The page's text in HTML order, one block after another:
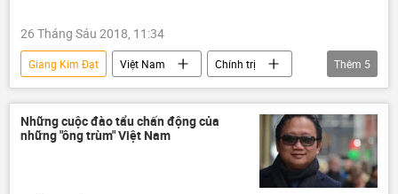
26 Tháng Sáu 2018, 11:34
Giang Kim Đạt Việt Nam
Chính trị
Nguyễn Phú Trọng
Phan Văn Anh Vũ
Trịnh Xuân Thanh
Đinh La Thăng
Bộ Công an Việt Nam
Thêm 5
Những cuộc đào tẩu chấn động của
những "ông trùm" Việt Nam